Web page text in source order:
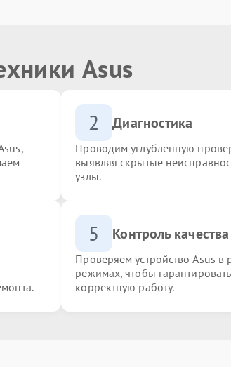
Asus
2 Диагностика
Проводим углублённую
выявляя скрытые
узлы.
5 Контроль качества
Проверяем устройство Asus в
режимах, чтобы
корректную работу.